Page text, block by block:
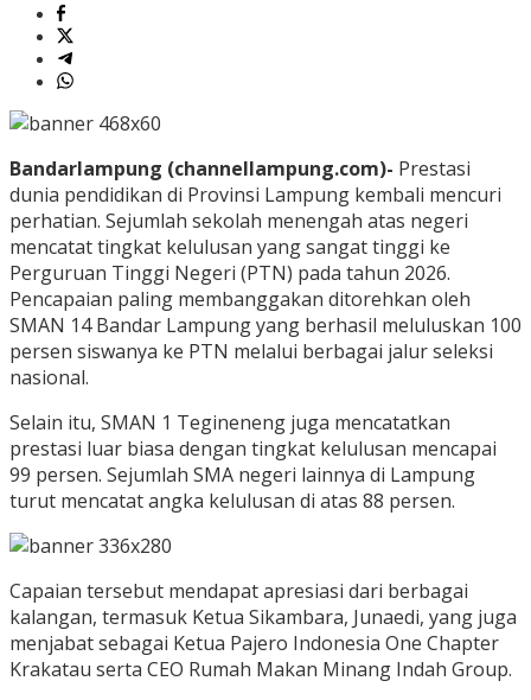
Bandarlampung (channellampung.com)- Prestasi
dunia pendidikan di Provinsi Lampung kembali mencuri
perhatian. Sejumlah sekolah menengah atas negeri
mencatat tingkat kelulusan yang sangat tinggi ke
Perguruan Tinggi Negeri (PTN) pada tahun 2026.
Pencapaian paling membanggakan ditorehkan oleh
SMAN 14 Bandar Lampung yang berhasil meluluskan 100
persen siswanya ke PTN melalui berbagai jalur seleksi
nasional.
Selain itu, SMAN 1 Tegineneng juga mencatatkan
prestasi luar biasa dengan tingkat kelulusan mencapai
99 persen. Sejumlah SMA negeri lainnya di Lampung
turut mencatat angka kelulusan di atas 88 persen.
Capaian tersebut mendapat apresiasi dari berbagai
kalangan, termasuk Ketua Sikambara, Junaedi, yang juga
menjabat sebagai Ketua Pajero Indonesia One Chapter
Krakatau serta CEO Rumah Makan Minang Indah Group.